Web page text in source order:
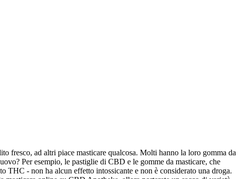
fresco, ad altri piace masticare qualcosa. Molti hanno la loro gomma da
Per esempio, le pastiglie di CBD e le gomme da masticare, che
THC - non ha alcun effetto intossicante e non è considerato una droga.